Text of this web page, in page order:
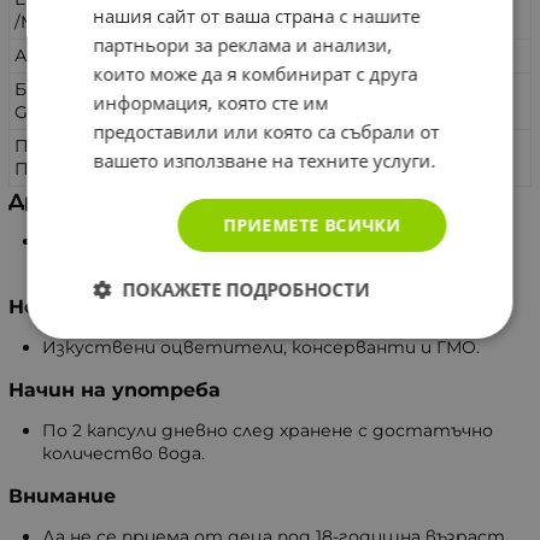
/Mahonia aquifolium/
20 mg
Алгинова киселина /Alginic acid/ 10 mg
Бромелаин ензими /Bromelain/ 80.66
GDU, Ананас (плод) /Ananas comosus /
Папаин ензими /Рapain/ 201,000U/g,
Папая (плод) /Carica papaya/
10 mg
Други съставки
Пълнител: микрокристална целулоза,
Не съдържа
Изкуствени оцветители, консерванти и ГМО.
Начин на употреба
По 2 капсули дневно след хранене с достатъчно
количество вода.
Внимание
нашия сайт от ваша страна с нашите
партньори за реклама и анализи,
които може да я комбинират с друга
информация, която сте им
предоставили или която са събрали от
вашето използване на техните услуги.
ПРИЕМЕТЕ ВСИЧКИ
ПОКАЖЕТЕ ПОДРОБНОСТИ